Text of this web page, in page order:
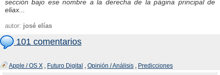
sección bajo ese nombre a la derecha de la página principal de
eliax...
autor: josé elías
101 comentarios
Apple / OS X , Futuro Digital , Opinión / Análisis , Predicciones